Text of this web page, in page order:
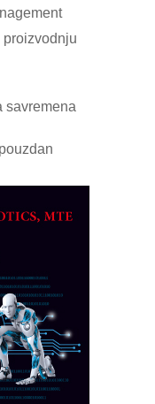
savremena
MINI-
metrologije
vođena
PANEL-OM